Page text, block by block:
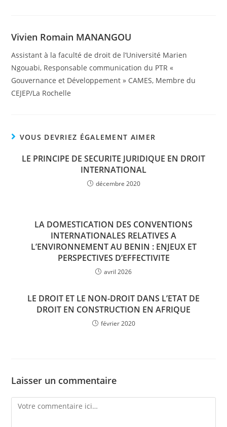
Vivien Romain MANANGOU
Assistant à la faculté de droit de l’Université Marien
Ngouabi, Responsable communication du PTR «
Gouvernance et Développement » CAMES, Membre du
CEJEP/La Rochelle
VOUS DEVRIEZ ÉGALEMENT AIMER
LE PRINCIPE DE SECURITE JURIDIQUE EN DROIT
INTERNATIONAL
décembre 2020
LA DOMESTICATION DES CONVENTIONS
INTERNATIONALES RELATIVES A
L’ENVIRONNEMENT AU BENIN : ENJEUX ET
PERSPECTIVES D’EFFECTIVITE
avril 2026
LE DROIT ET LE NON-DROIT DANS L’ETAT DE
DROIT EN CONSTRUCTION EN AFRIQUE
février 2020
Laisser un commentaire